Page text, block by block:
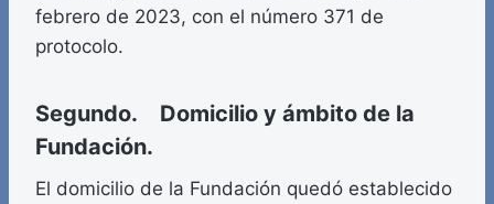
febrero de 2023, con el número 371 de
protocolo.
Segundo. Domicilio y ámbito de la
Fundación.
El domicilio de la Fundación quedó establecido